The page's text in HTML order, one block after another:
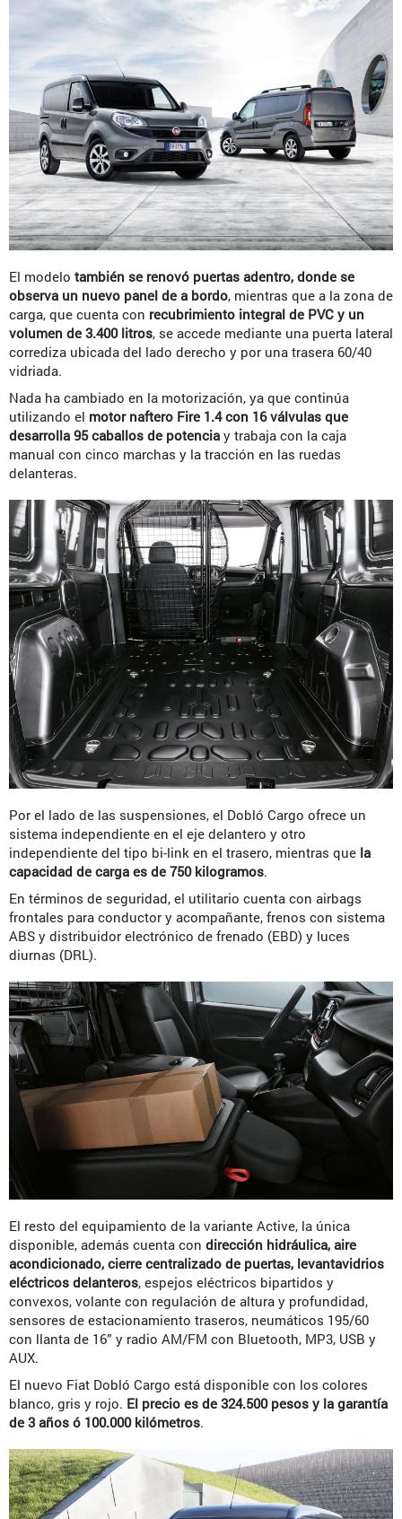
El modelo también se renovó puertas adentro, donde se
observa un nuevo panel de a bordo, mientras que a la zona de
carga, que cuenta con recubrimiento integral de PVC y un
volumen de 3.400 litros, se accede mediante una puerta lateral
corrediza ubicada del lado derecho y por una trasera 60/40
vidriada.
Nada ha cambiado en la motorización, ya que continúa
utilizando el motor naftero Fire 1.4 con 16 válvulas que
desarrolla 95 caballos de potencia y trabaja con la caja
manual con cinco marchas y la tracción en las ruedas
delanteras.
Por el lado de las suspensiones, el Dobló Cargo ofrece un
sistema independiente en el eje delantero y otro
independiente del tipo bi-link en el trasero, mientras que la
capacidad de carga es de 750 kilogramos.
En términos de seguridad, el utilitario cuenta con airbags
frontales para conductor y acompañante, frenos con sistema
ABS y distribuidor electrónico de frenado (EBD) y luces
diurnas (DRL).
El resto del equipamiento de la variante Active, la única
disponible, además cuenta con dirección hidráulica, aire
acondicionado, cierre centralizado de puertas, levantavidrios
eléctricos delanteros, espejos eléctricos bipartidos y
convexos, volante con regulación de altura y profundidad,
sensores de estacionamiento traseros, neumáticos 195/60
con llanta de 16” y radio AM/FM con Bluetooth, MP3, USB y
AUX.
El nuevo Fiat Dobló Cargo está disponible con los colores
blanco, gris y rojo. El precio es de 324.500 pesos y la garantía
de 3 años ó 100.000 kilómetros.